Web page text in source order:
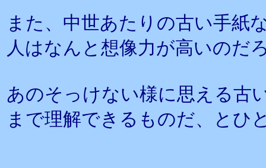
また、中世あたりの古い手紙
人はなんと想像力が高いのだ
あのそっけない様に思える古
まで理解できるものだ、とひ